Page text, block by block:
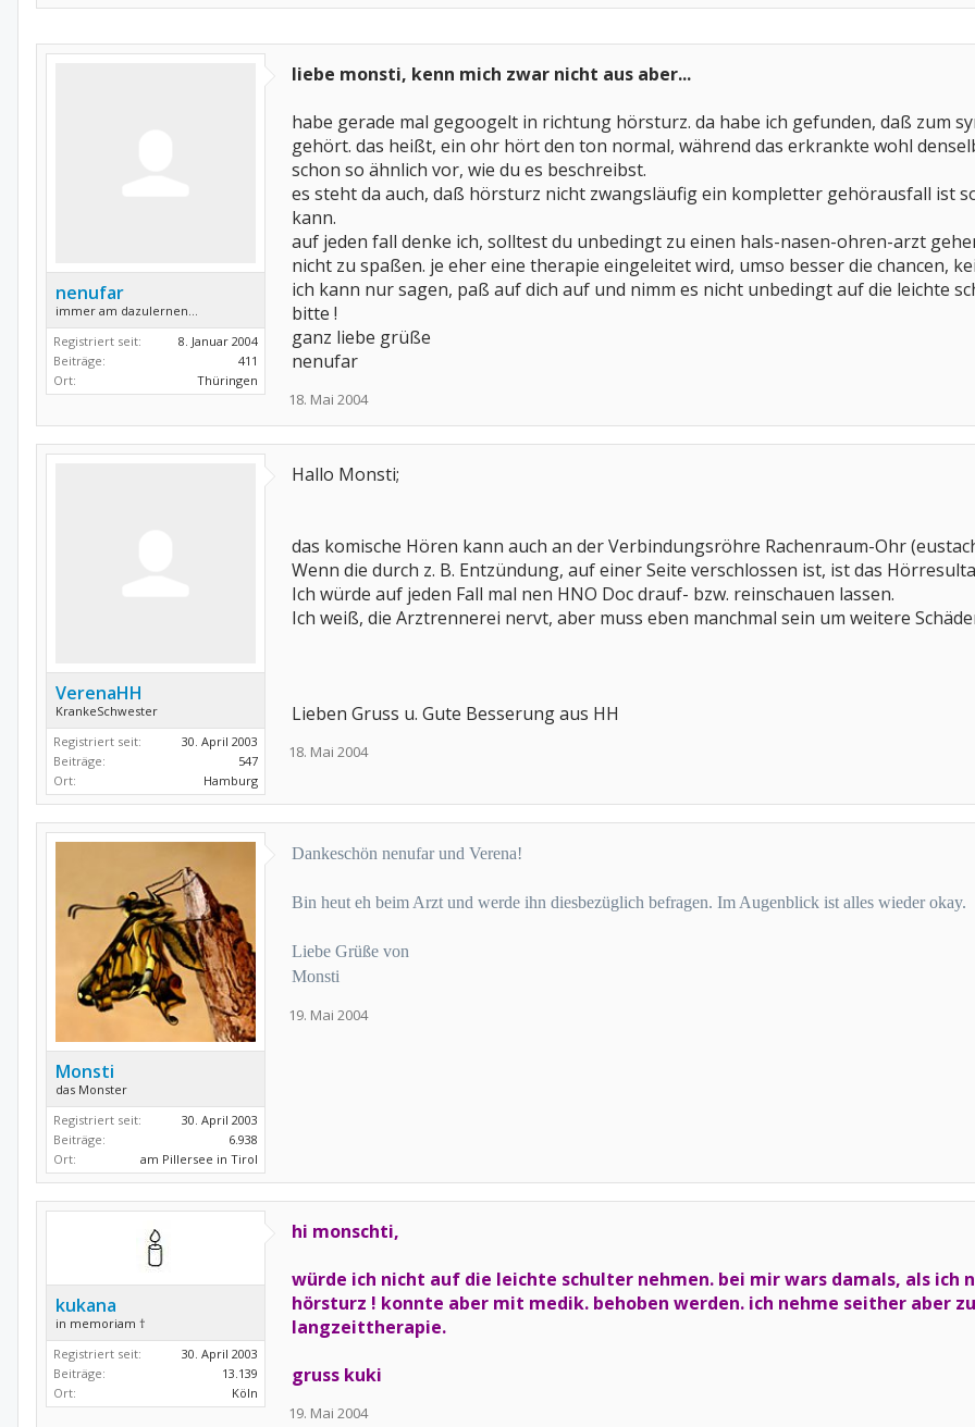
nenufar
immer am dazulernen...
Registriert seit:
8. Januar 2004
Beiträge:
411
Ort:
Thüringen
liebe monsti, kenn mich zwar nicht aus aber...
habe gerade mal gegoogelt in richtung hörsturz. da habe ich gefunden, daß zum
gehört. das heißt, ein ohr hört den ton normal, während das erkrankte wohl
schon so ähnlich vor, wie du es beschreibst.
es steht da auch, daß hörsturz nicht zwangsläufig ein kompletter gehörausfall ist
kann.
auf jeden fall denke ich, solltest du unbedingt zu einen hals-nasen-ohren-arzt
nicht zu spaßen. je eher eine therapie eingeleitet wird, umso besser die chancen,
ich kann nur sagen, paß auf dich auf und nimm es nicht unbedingt auf die leichte
bitte !
ganz liebe grüße
nenufar
18. Mai 2004
VerenaHH
KrankeSchwester
Registriert seit:
30. April 2003
Beiträge:
547
Ort:
Hamburg
Hallo Monsti;
das komische Hören kann auch an der Verbindungsröhre Rachenraum-Ohr
Wenn die durch z. B. Entzündung, auf einer Seite verschlossen ist, ist das
Ich würde auf jeden Fall mal nen HNO Doc drauf- bzw. reinschauen lassen.
Ich weiß, die Arztrennerei nervt, aber muss eben manchmal sein um weitere
Lieben Gruss u. Gute Besserung aus HH
18. Mai 2004
Monsti
das Monster
Registriert seit:
30. April 2003
Beiträge:
6.938
Ort:
am Pillersee in Tirol
Dankeschön nenufar und Verena!
Bin heut eh beim Arzt und werde ihn diesbezüglich befragen. Im Augenblick ist alles wieder okay.
Liebe Grüße von
Monsti
19. Mai 2004
kukana
in memoriam †
Registriert seit:
30. April 2003
Beiträge:
13.139
Ort:
Köln
hi monschti,
würde ich nicht auf die leichte schulter nehmen. bei mir wars damals, als
hörsturz ! konnte aber mit medik. behoben werden. ich nehme seither aber
langzeittherapie.
gruss kuki
19. Mai 2004